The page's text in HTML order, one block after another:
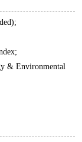
& Environmental